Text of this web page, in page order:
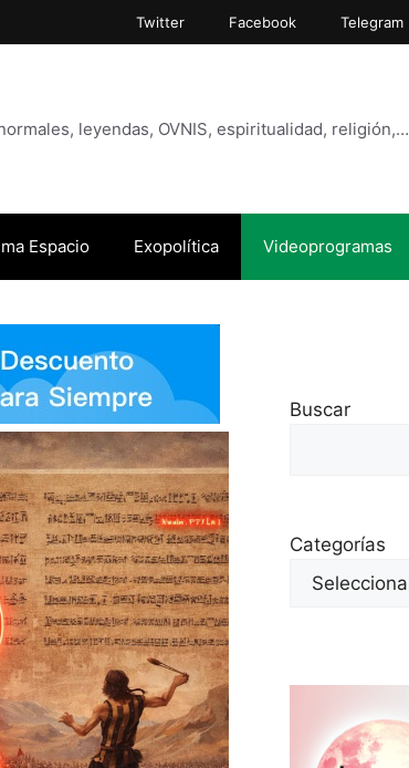
Twitter Facebook Telegram
leyendas, OVNIS, espiritualidad, religión,…
Espacio Exopolítica Videoprogramas
Buscar
Categorías